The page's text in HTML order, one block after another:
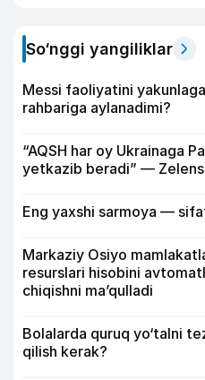
So‘nggi yangiliklar
Messi faoliyatini
rahbariga aylanadimi?
“AQSH har oy Ukrainaga
yetkazib beradi” —
Eng yaxshi sarmoya —
Markaziy Osiyo
resurslari hisobini
chiqishni ma’qulladi
Bolalarda quruq yo‘talni
qilish kerak?